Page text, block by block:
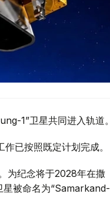
1”卫星共同进入轨道。
已按照既定计划完成。
为纪念将于2028年在撒
被命名为“Samarkand-